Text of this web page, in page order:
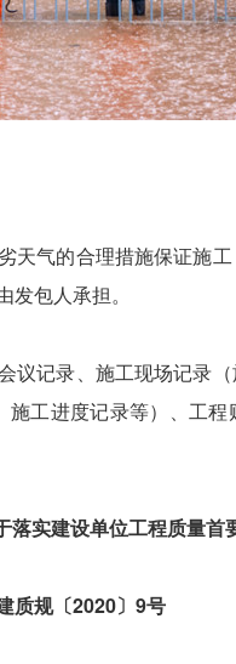
天气的合理措施保证施
包人承担。
议记录、施工现场记录
工进度记录等）、工
落实建设单位工程质量首
质规〔2020〕9号